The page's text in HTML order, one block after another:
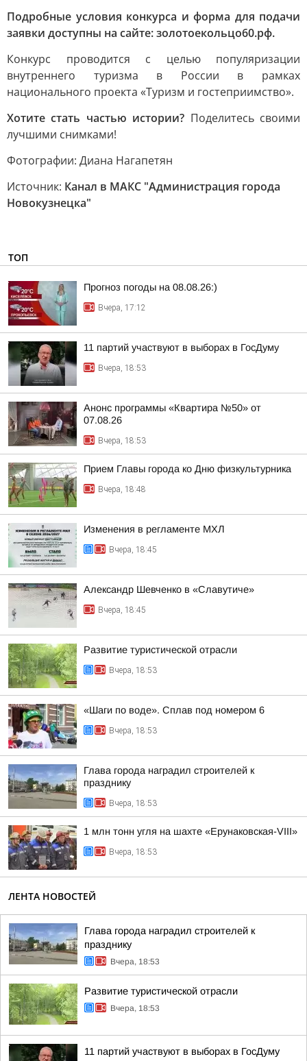
Подробные условия конкурса и форма для подачи
заявки доступны на сайте: золотоекольцо60.рф.
Конкурс проводится с целью популяризации
внутреннего туризма в России в рамках
национального проекта «Туризм и гостеприимство».
Хотите стать частью истории? Поделитесь своими
лучшими снимками!
Фотографии: Диана Нагапетян
Источник: Канал в МАКС "Администрация города
Новокузнецка"
ТОП
Прогноз погоды на 08.08.26:)
Вчера, 17:12
11 партий участвуют в выборах в ГосДуму
Вчера, 18:53
Анонс программы «Квартира №50» от
07.08.26
Вчера, 18:53
Прием Главы города ко Дню физкультурника
Вчера, 18:48
Изменения в регламенте МХЛ
Вчера, 18:45
Александр Шевченко в «Славутиче»
Вчера, 18:45
Развитие туристической отрасли
Вчера, 18:53
«Шаги по воде». Сплав под номером 6
Вчера, 18:53
Глава города наградил строителей к
празднику
Вчера, 18:53
1 млн тонн угля на шахте «Ерунаковская-VIII»
Вчера, 18:53
ЛЕНТА НОВОСТЕЙ
Глава города наградил строителей к
празднику
Вчера, 18:53
Развитие туристической отрасли
Вчера, 18:53
11 партий участвуют в выборах в ГосДуму